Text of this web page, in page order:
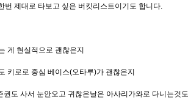
번 제대로 타보고 싶은 버킷리스트이기도 합니다.
게 현실적으로 괜찮은지
키로로 중심 베이스(오타루)가 괜찮은지
도 사서 눈안오고 귀찮은날은 아사리가와로 다니는것